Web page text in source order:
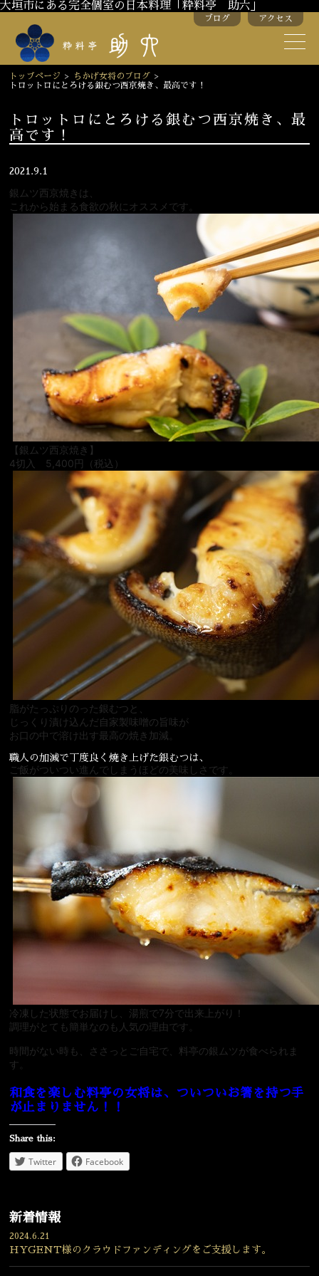
大垣市にある完全個室の日本料理「粋料亭 助六」
ブログ アクセス
トップページ > ちかげ女将のブログ >
トロットロにとろける銀むつ西京焼き、最高です！
トロットロにとろける銀むつ西京焼き、最
高です！
2021.9.1
銀ムツ西京焼きは、
これから始まる食欲の秋にオススメです。
【銀ムツ西京焼き】
4切入 5,400円（税込）
脂がたっぷりのった銀むつと、
じっくり漬け込んだ自家製味噌の旨味が
お口の中で溶け出す最高の焼き加減。
職人の加減で丁度良く焼き上げた銀むつは、
ご飯がついつい進んでしまうほどの美味しさです。
冷凍した状態でお届けし、 湯煎で7分で出来上がり！
調理がとても簡単なのも人気の理由です。
時間がない時も、ささっとご自宅で、料亭の銀ムツが食べられま
す。
和食を楽しむ料亭の女将は、ついついお箸を持つ手
が止まりません！！
Share this:
Twitter Facebook
新着情報
2024.6.21
HYGENT様のクラウドファンディングをご支援します。
スタッフ紹介
季節のお料理 お弁当
お飲み物
会議・舞台のご利用
法要
慶事 お顔合わせ
ウェディング